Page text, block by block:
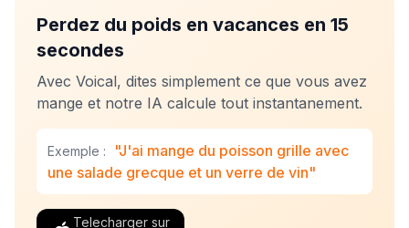
Perdez du poids en vacances en 15
secondes
Avec Voical, dites simplement ce que vous avez
mange et notre IA calcule tout instantanement.
Exemple :
"J'ai mange du poisson grille avec
une salade grecque et un verre de vin"
Telecharger sur